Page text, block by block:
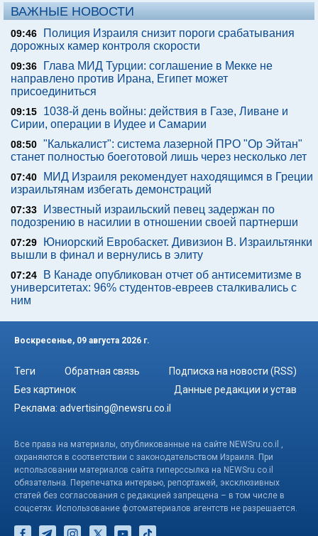
ВАЖНЫЕ НОВОСТИ
09:46
Полиция Израиля снизит пороги срабатывания
дорожных камер контроля скорости
09:36
Глава МИД Турции: соглашение в Мекке не
направлено против Ирана, Египет может
присоединиться
09:15
1038-й день войны: действия в Газе, Ливане и
Сирии, операции в Иудее и Самарии
08:50 "Калькалист": система лазерной ПРО "Ор Эйтан"
станет полностью боеготовой лишь через несколько лет
07:40
МИД Израиля рекомендует находящимся в Греции
израильтянам избегать демонстраций
07:33
Известный израильский певец задержан по
подозрению в насилии в отношении своей партнерши
07:29
Юниорский Евробаскет. Дивизион В. Израильтянки
вышли в финал и вернулись в элиту
07:24
В Канаде опубликован отчет об антисемитизме в
университетах: 96% студентов-евреев сталкивались с
ним
Воскресенье, 09 августа 2026 г.
Теги Обратная связь
Подписка на новости (RSS)
Без картинок
Данные редакции и устав
Реклама: advertising@newsru.co.il
Все права на материалы, опубликованные на сайте NEWSru.co.il ,
охраняются в соответствии с законодательством Израиля. При
использовании материалов сайта гиперссылка на NEWSru.co.il
обязательна. Перепечатка интервью, репортажей, эксклюзивных
статей без согласования с редакцией запрещена – в том числе в
соцсетях. Использование фотоматериалов агентств не разрешается.